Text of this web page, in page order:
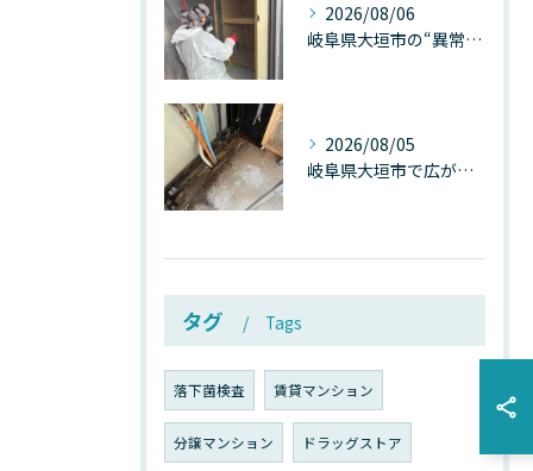
2026/08/06
岐阜県大垣市の“異常に高い気温”が建物内部を腐らせる──深層カビが爆発的に増える本当の理由
2026/08/05
岐阜県大垣市で広がる“深層カビ汚染”──なぜ除カビが必要なのか、建物内部で起きている見えない危機
タグ Tags
落下菌検査 賃貸マンション
分譲マンション ドラッグストア